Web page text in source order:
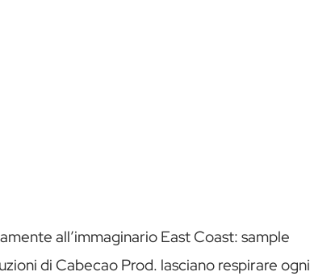
all’immaginario East Coast: sample
di Cabecao Prod. lasciano respirare ogni